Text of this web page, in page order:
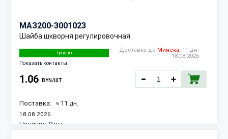
МАЗ200-3001023
Шайба шкворня регулировочная
Гродно
Показать контакты
Доставка до Минска: 11 дн.
18.08.2026
1.06 BYN/ШТ.
Поставка: ≈ 11 дн.
18.08.2026
Наличие: 9 шт.